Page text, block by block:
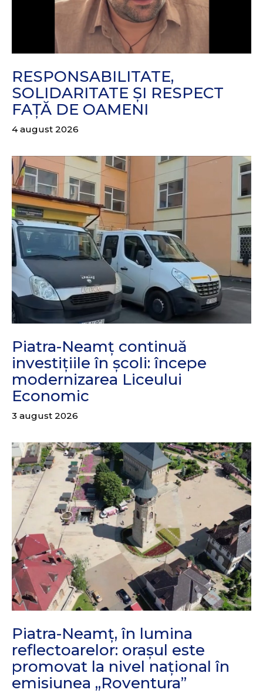
RESPONSABILITATE,
SOLIDARITATE ȘI RESPECT
FAȚĂ DE OAMENI
4 august 2026
Piatra-Neamț continuă
investițiile în școli: începe
modernizarea Liceului
Economic
3 august 2026
Piatra-Neamț, în lumina
reflectoarelor: orașul este
promovat la nivel național în
emisiunea „Roventura”